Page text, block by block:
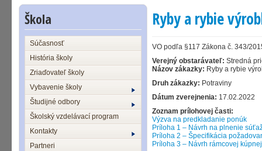
Škola
Súčasnosť
História školy
Zriaďovateľ školy
Vybavenie školy
Študijné odbory
Školský vzdelávací program
Kontakty
Partneri
Ryby a rybie
VO podľa §117 Zákona č. 343/
Verejný obstarávateľ: Stredná
Názov zákazky: Ryby a rybie
Druh zákazky: Potraviny
Dátum zverejnenia: 17.02.2022
Zoznam prílohovej časti:
Výzva na predkladanie ponúk
Príloha 1 – Návrh na plnenie
Príloha 2 – Špecifikácia
Príloha 3 – Návrh rámcovej